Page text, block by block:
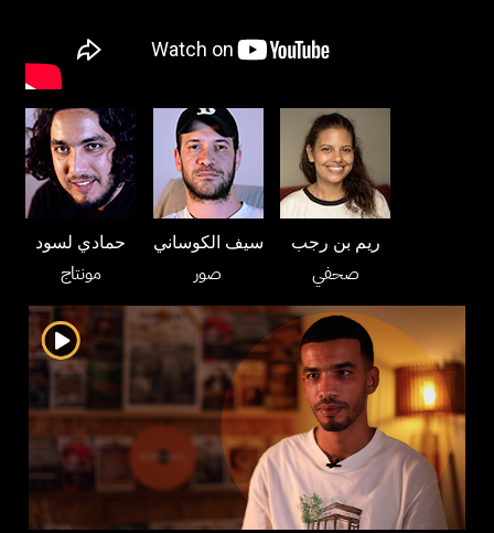
حمادي لسود
مونتاج
سيف الكوساني
صور
ريم بن رجب
صحفي